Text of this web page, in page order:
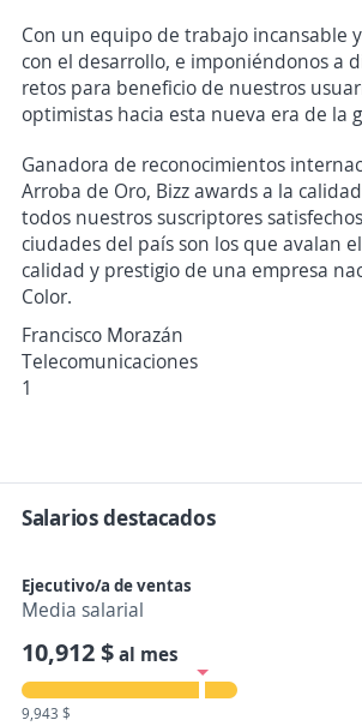
Con un equipo de trabajo incansable
con el desarrollo, e imponiéndonos a
retos para beneficio de nuestros
optimistas hacia esta nueva era de la
Ganadora de reconocimientos
Arroba de Oro, Bizz awards a la
todos nuestros suscriptores
ciudades del país son los que avalan
calidad y prestigio de una empresa
Color.
Francisco Morazán
Telecomunicaciones
1
Salarios destacados
Ejecutivo/a de ventas
Media salarial
10,912 $al mes
9,943 $